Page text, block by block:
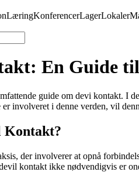
LæringKonferencerLagerLokaler
En Guide
guide om devi kontakt. I
er involveret i denne verden, vil
Kontakt?
der involverer at opnå
kontakt ikke nødvendigvis er